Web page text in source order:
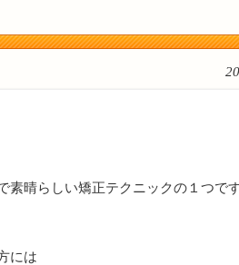
晴らしい矯正テクニックの１つです
には